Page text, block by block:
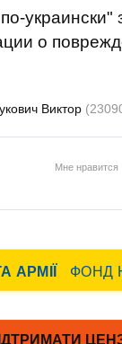
о
Виктор
Мне нравится